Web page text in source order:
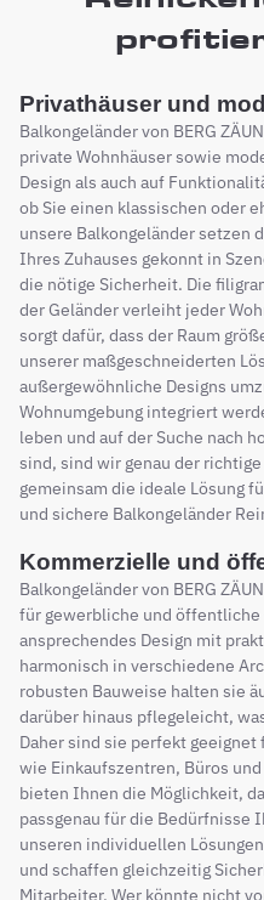
Privathäuser und
Balkongeländer von BERG
private Wohnhäuser sowie
Design als auch auf
ob Sie einen klassischen oder
unsere Balkongeländer setzen
Ihres Zuhauses gekonnt in
die nötige Sicherheit. Die
der Geländer verleiht jeder
sorgt dafür, dass der Raum
unserer maßgeschneiderten
außergewöhnliche Designs
Wohnumgebung integriert
leben und auf der Suche nach
sind, sind wir genau der
gemeinsam die ideale Lösung
und sichere Balkongeländer
Kommerzielle und
Balkongeländer von BERG
für gewerbliche und öffentliche
ansprechendes Design mit
harmonisch in verschiedene
robusten Bauweise halten sie
darüber hinaus pflegeleicht,
Daher sind sie perfekt
wie Einkaufszentren, Büros
bieten Ihnen die Möglichkeit,
passgenau für die Bedürfnisse
unseren individuellen
und schaffen gleichzeitig
Mitarbeiter. Wer könnte nicht